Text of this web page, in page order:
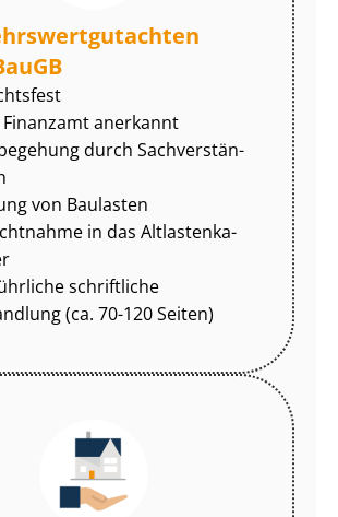
anerkannt
durch Sach­ver­stän­
von Baulasten
in das Alt­las­ten­ka­
schriftliche
(ca. 70-120 Seiten)